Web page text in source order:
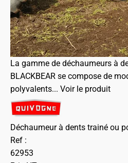
La gamme de déchaumeurs à
BLACKBEAR se compose de
polyvalents... Voir le produit
Déchaumeur à dents trainé ou
Ref :
62953